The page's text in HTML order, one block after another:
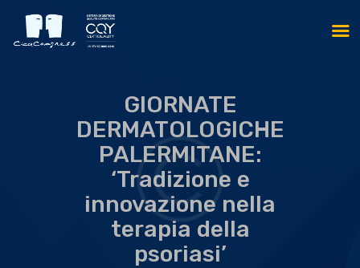
GIORNATE
DERMATOLOGICHE
PALERMITANE:
‘Tradizione e
innovazione nella
terapia della
psoriasi’